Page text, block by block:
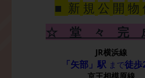
■ 新 規 公 開 物
☆ 堂 々 完
JR横浜線
「矢部」駅 まで徒歩
京王相模原線